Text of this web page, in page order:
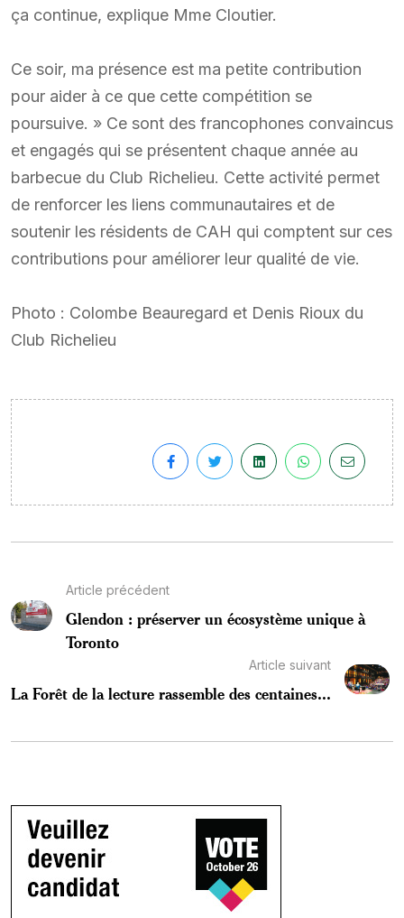
ça continue, explique Mme Cloutier.
Ce soir, ma présence est ma petite contribution
pour aider à ce que cette compétition se
poursuive. » Ce sont des francophones convaincus
et engagés qui se présentent chaque année au
barbecue du Club Richelieu. Cette activité permet
de renforcer les liens communautaires et de
soutenir les résidents de CAH qui comptent sur ces
contributions pour améliorer leur qualité de vie.
Photo : Colombe Beauregard et Denis Rioux du
Club Richelieu
Article précédent
Glendon : préserver un écosystème unique à
Toronto
Article suivant
La Forêt de la lecture rassemble des centaines...